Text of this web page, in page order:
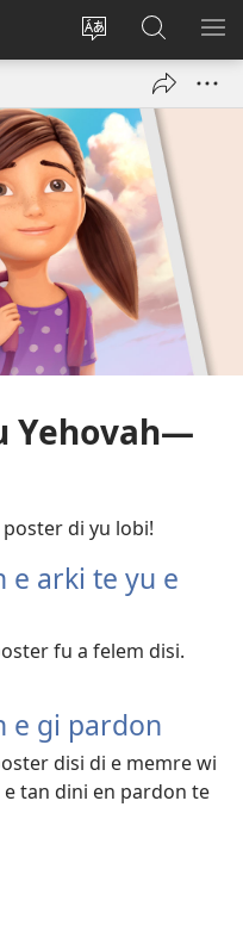
Kenki
fu
a
site
Log
venster)
Suku
tapu
JW.ORG
Yehovah​—
di yu lobi!
e arki te yu e
fu a felem disi.
e gi pardon
disi di e memre wi
e tan dini en pardon te